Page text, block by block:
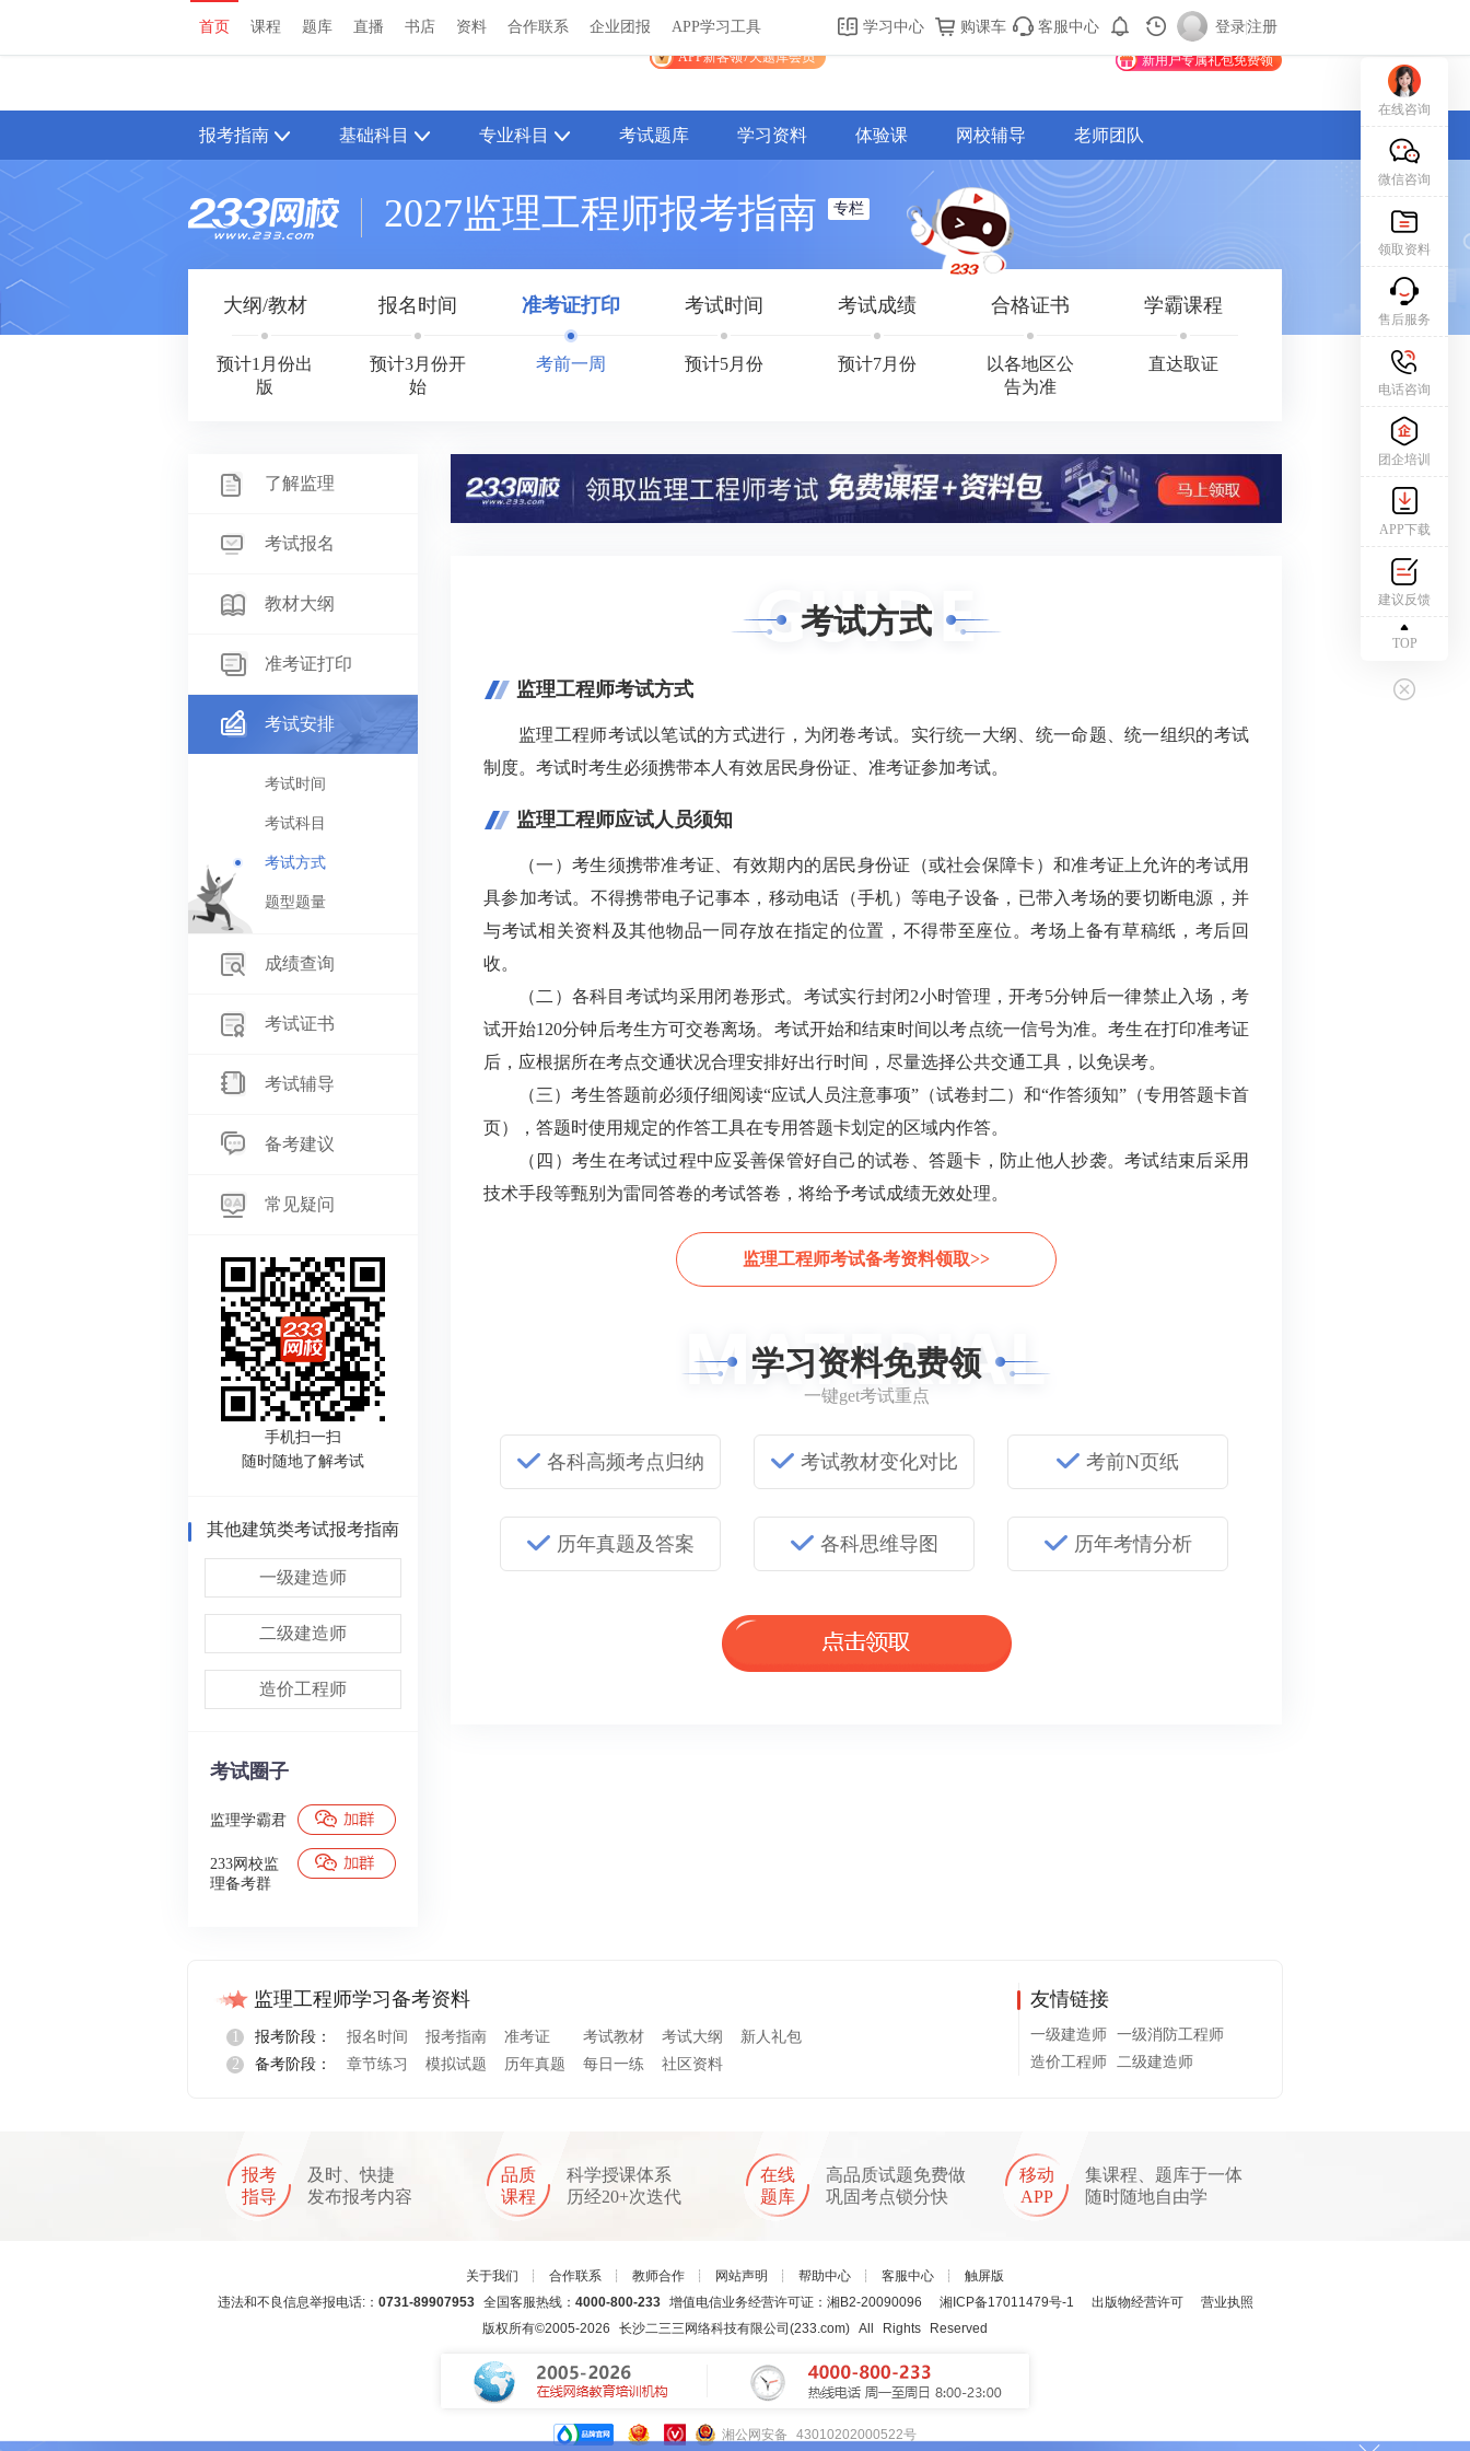
首页 课程 题库 直播 书店 资料 关于我们 帮助中心 APP学习工具
APP新客领7天题库会员
渠道合作 企业团报 购课车 登录/注册
新用户专属礼包免费领
首页 课程 题库 直播 书店 资料 合作联系 企业团报 APP学习工具 学习中心 购课车 客服中心 登录|注册
报考指南 基础科目 专业科目 考试题库 学习资料 体验课 网校辅导 老师团队
2027监理工程师报考指南 专栏
大纲/教材
预计1月份出
版
报名时间
预计3月份开
始
准考证打印
考前一周
考试时间
预计5月份
考试成绩
预计7月份
合格证书
以各地区公
告为准
学霸课程
直达取证
了解监理
考试报名
教材大纲
准考证打印
考试安排
考试时间
考试科目
考试方式
题型题量
成绩查询
考试证书
考试辅导
备考建议
常见疑问
手机扫一扫
随时随地了解考试
其他建筑类考试报考指南
一级建造师
二级建造师
造价工程师
考试圈子
监理学霸君
233网校监
理备考群
考试方式
监理工程师考试方式
监理工程师考试以笔试的方式进行，为闭卷考试。实行统一大纲、统一命题、统一组织的考试
制度。考试时考生必须携带本人有效居民身份证、准考证参加考试。
监理工程师应试人员须知
（一）考生须携带准考证、有效期内的居民身份证（或社会保障卡）和准考证上允许的考试用
具参加考试。不得携带电子记事本，移动电话（手机）等电子设备，已带入考场的要切断电源，并
与考试相关资料及其他物品一同存放在指定的位置，不得带至座位。考场上备有草稿纸，考后回
收。
（二）各科目考试均采用闭卷形式。考试实行封闭2小时管理，开考5分钟后一律禁止入场，考
试开始120分钟后考生方可交卷离场。考试开始和结束时间以考点统一信号为准。考生在打印准考证
后，应根据所在考点交通状况合理安排好出行时间，尽量选择公共交通工具，以免误考。
（三）考生答题前必须仔细阅读“应试人员注意事项”（试卷封二）和“作答须知”（专用答题卡首
页），答题时使用规定的作答工具在专用答题卡划定的区域内作答。
（四）考生在考试过程中应妥善保管好自己的试卷、答题卡，防止他人抄袭。考试结束后采用
技术手段等甄别为雷同答卷的考试答卷，将给予考试成绩无效处理。
监理工程师考试备考资料领取>>
学习资料免费领
一键get考试重点
各科高频考点归纳 考试教材变化对比 考前N页纸
历年真题及答案 各科思维导图 历年考情分析
监理工程师学习备考资料
1 报考阶段： 报名时间 报考指南 准考证 考试教材 考试大纲
新人礼包
报名指导
2 备考阶段： 章节练习 模拟试题 历年真题 每日一练 社区资料
友情链接
一级建造师
一级消防工程师
造价工程师
二级建造师
报考
指导
及时、快捷
发布报考内容
品质
课程
科学授课体系
历经20+次迭代
在线
题库
高品质试题免费做
巩固考点锁分快
移动
APP
集课程、题库于一体
随时随地自由学
关于我们 ┊ 合作联系 ┊ 教师合作 ┊ 网站声明 ┊ 帮助中心 ┊ 客服中心 ┊ 触屏版
违法和不良信息举报电话:： 0731-89907953全国客服热线： 4000-800-233增值电信业务经营许可证：湘B2-20090096 湘ICP备17011479号-1 出版物经营许可
营业执照
版权所有©2005-2026 长沙二三三网络科技有限公司(233.com) All Rights Reserved
湘公网安备 43010202000522号
在线咨询
微信咨询
领取资料
售后服务
电话咨询
团企培训
APP下载
建议反馈
TOP